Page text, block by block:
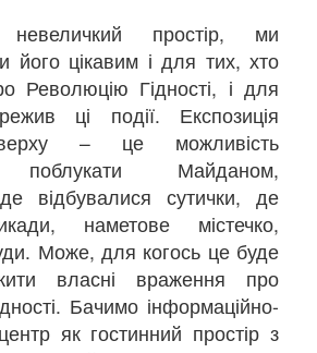
простір, ми
його цікавим і для тих, хто
Революцію Гідності, і для
ці події. Експозиція
– це можливість
поблукати Майданом,
відбувалися сутички, де
наметове містечко,
Може, для когось це буде
власні враження про
Бачимо інформаційно-
як гостинний простір з